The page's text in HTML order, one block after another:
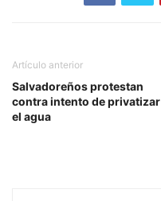
Artículo anterior
Salvadoreños protestan
contra intento de privatizar
el agua